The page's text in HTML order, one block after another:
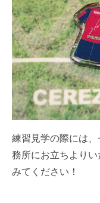
練習見学の際には
務所にお立ちより
みてください！